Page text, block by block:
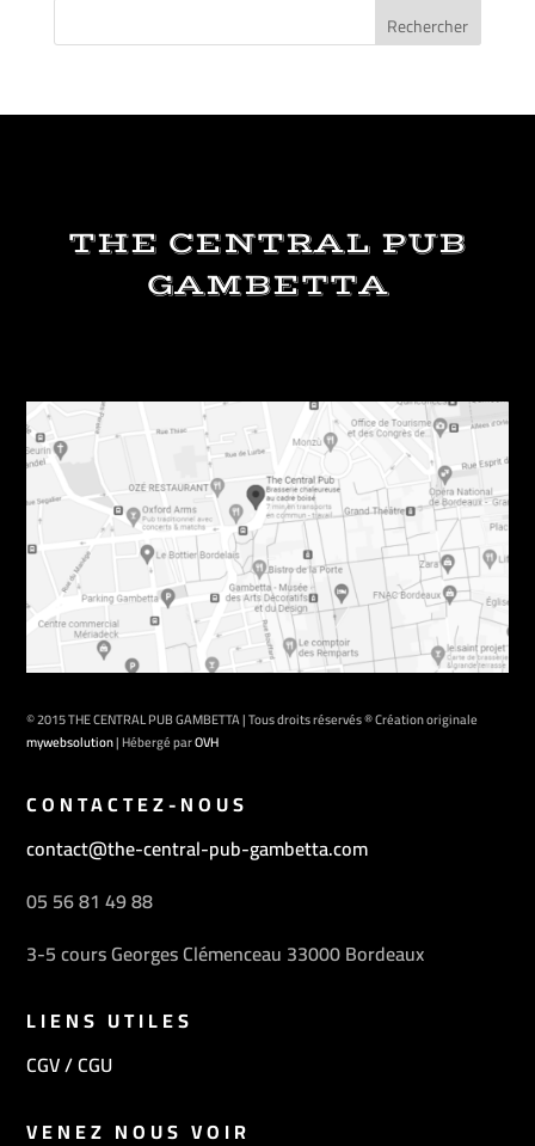
THE CENTRAL PUB
GAMBETTA
© 2015 THE CENTRAL PUB GAMBETTA | Tous droits réservés ® Création originale
mywebsolution| Hébergé parOVH
CONTACTEZ-NOUS
contact@the-central-pub-gambetta.com
05 56 81 49 88
3-5 cours Georges Clémenceau 33000 Bordeaux
LIENS UTILES
CGV / CGU
VENEZ NOUS VOIR